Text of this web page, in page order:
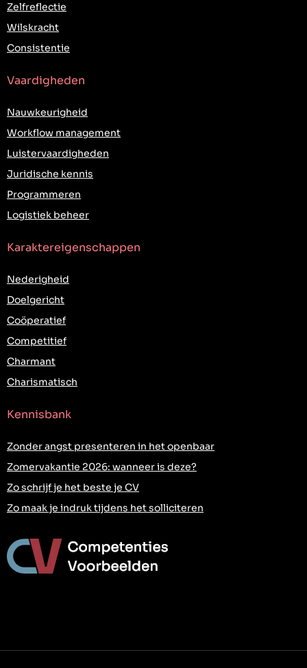
Zelfreflectie
Wilskracht
Consistentie
Vaardigheden
Nauwkeurigheid
Workflow management
Luistervaardigheden
Juridische kennis
Programmeren
Logistiek beheer
Karaktereigenschappen
Nederigheid
Doelgericht
Coöperatief
Competitief
Charmant
Charismatisch
Kennisbank
Zonder angst presenteren in het openbaar
Zomervakantie 2026: wanneer is deze?
Zo schrijf je het beste je CV
Zo maak je indruk tijdens het solliciteren